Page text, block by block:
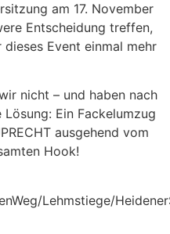
am 17. November
Entscheidung treffen,
Event einmal mehr
nicht – und haben nach
Ein Fackelumzug
ausgehend vom
Hook!
Lehmstiege/